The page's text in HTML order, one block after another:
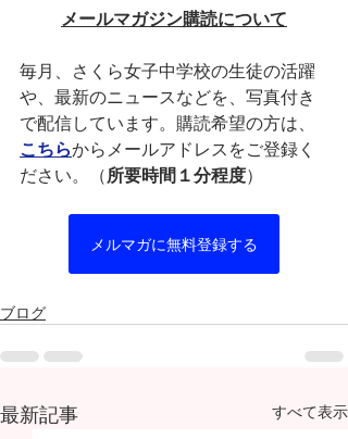
メールマガジン購読について
毎月、さくら女子中学校の生徒の活躍
や、最新のニュースなどを、写真付き
で配信しています。購読希望の方は、
こちらからメールアドレスをご登録く
ださい。（所要時間１分程度）
メルマガに無料登録する
ブログ
最新記事 すべて表示